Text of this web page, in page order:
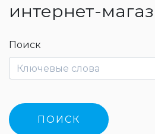
интернет-
Поиск